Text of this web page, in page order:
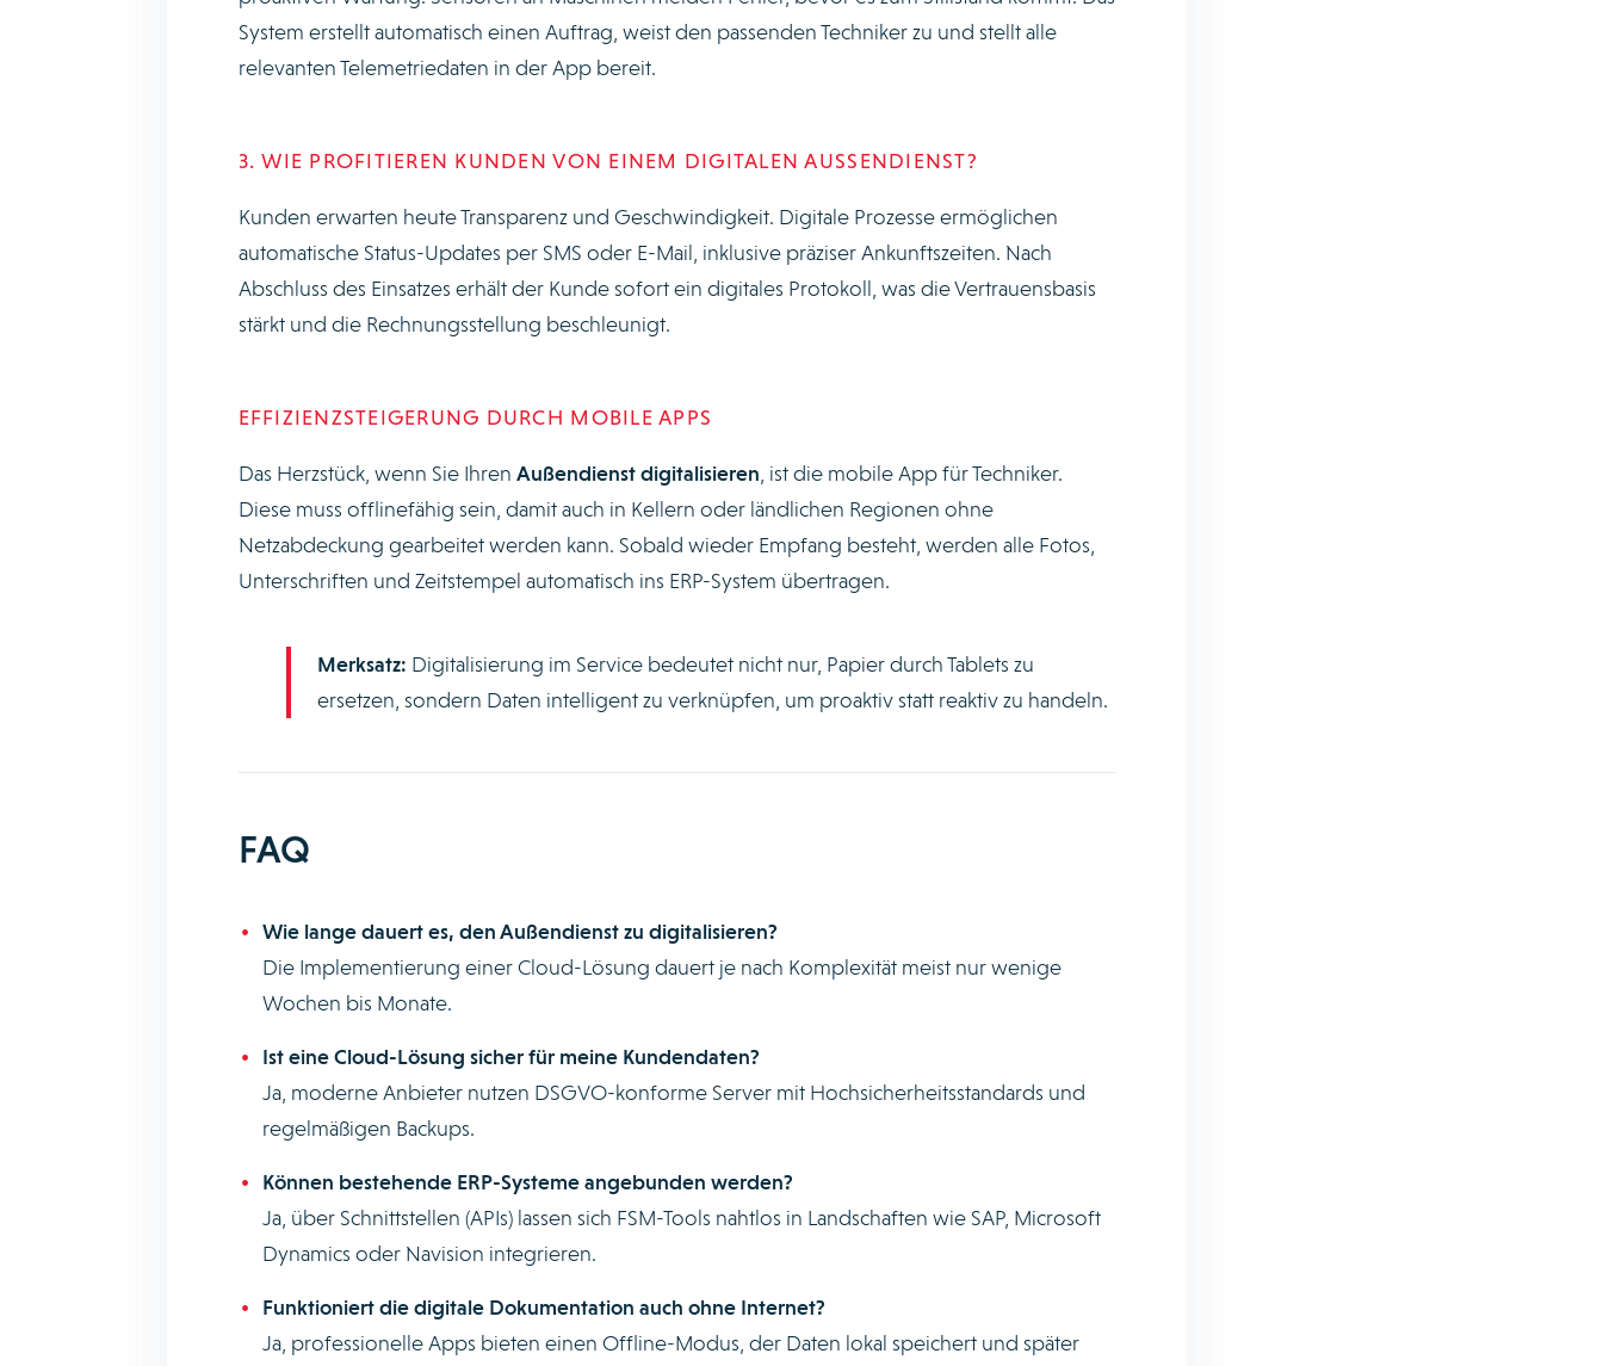
System erstellt automatisch einen Auftrag, weist den passenden Techniker zu und stellt alle
relevanten Telemetriedaten in der App bereit.
3. WIE PROFITIEREN KUNDEN VON EINEM DIGITALEN AUSSENDIENST?
Kunden erwarten heute Transparenz und Geschwindigkeit. Digitale Prozesse ermöglichen
automatische Status-Updates per SMS oder E-Mail, inklusive präziser Ankunftszeiten. Nach
Abschluss des Einsatzes erhält der Kunde sofort ein digitales Protokoll, was die Vertrauensbasis
stärkt und die Rechnungsstellung beschleunigt.
EFFIZIENZSTEIGERUNG DURCH MOBILE APPS
Das Herzstück, wenn Sie Ihren Außendienst digitalisieren , ist die mobile App für Techniker.
Diese muss offlinefähig sein, damit auch in Kellern oder ländlichen Regionen ohne
Netzabdeckung gearbeitet werden kann. Sobald wieder Empfang besteht, werden alle Fotos,
Unterschriften und Zeitstempel automatisch ins ERP-System übertragen.
Merksatz: Digitalisierung im Service bedeutet nicht nur, Papier durch Tablets zu
ersetzen, sondern Daten intelligent zu verknüpfen, um proaktiv statt reaktiv zu handeln.
FAQ
Wie lange dauert es, den Außendienst zu digitalisieren?
Die Implementierung einer Cloud-Lösung dauert je nach Komplexität meist nur wenige
Wochen bis Monate.
Ist eine Cloud-Lösung sicher für meine Kundendaten?
Ja, moderne Anbieter nutzen DSGVO-konforme Server mit Hochsicherheitsstandards und
regelmäßigen Backups.
Können bestehende ERP-Systeme angebunden werden?
Ja, über Schnittstellen (APIs) lassen sich FSM-Tools nahtlos in Landschaften wie SAP, Microsoft
Dynamics oder Navision integrieren.
Funktioniert die digitale Dokumentation auch ohne Internet?
Ja, professionelle Apps bieten einen Offline-Modus, der Daten lokal speichert und später